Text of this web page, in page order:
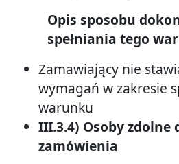
Opis sposobu
spełniania tego
Zamawiający nie
wymagań w zakresie
warunku
III.3.4) Osoby zdolne
zamówienia